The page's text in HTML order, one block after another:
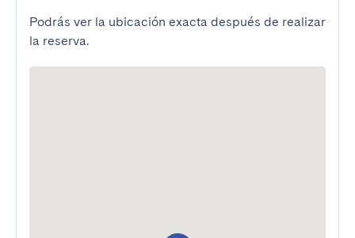
Podrás ver la ubicación exacta después de realizar
la reserva.